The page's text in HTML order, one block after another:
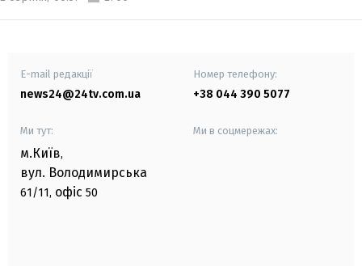
E-mail редакції
news24@24tv.com.ua
Номер телефону:
+38 044 390 5077
Ми тут:
м.Київ,
вул. Володимирська
61/11, офіс 50
Ми в соцмережах: